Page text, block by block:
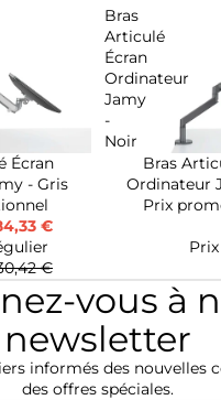
Écran
- Gris
€
€
Bras
Articulé
Écran
Ordinateur
Jamy
-
Noir
Bras
Ordinateur
Prix
vous à
newsletter
informés des nouvelles
des offres spéciales.